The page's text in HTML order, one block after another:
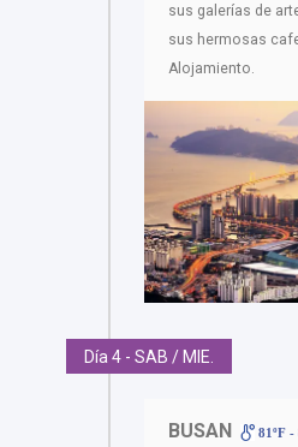
sus galerías de
sus hermosas
Alojamiento.
Día 4 - SAB / MIE.
BUSAN 81ºF